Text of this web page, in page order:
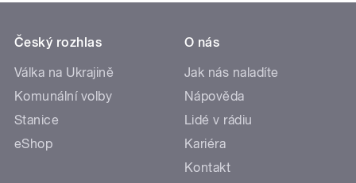
Český rozhlas
Válka na Ukrajině
Komunální volby
Stanice
eShop
O nás
Jak nás naladíte
Nápověda
Lidé v rádiu
Kariéra
Kontakt